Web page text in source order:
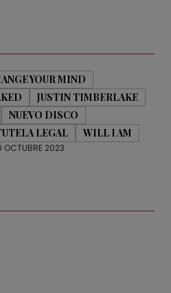
YOUR MIND
JUSTIN TIMBERLAKE
NUEVO DISCO
LEGAL WILL I AM
OCTUBRE 2023